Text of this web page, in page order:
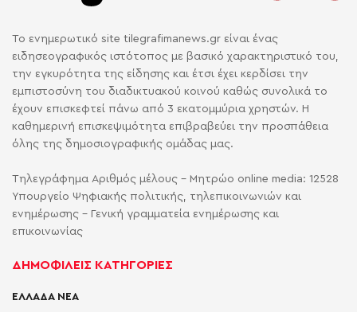
Το ενημερωτικό site tilegrafimanews.gr είναι ένας
ειδησεογραφικός ιστότοπος με βασικό χαρακτηριστικό του,
την εγκυρότητα της είδησης και έτσι έχει κερδίσει την
εμπιστοσύνη του διαδικτυακού κοινού καθώς συνολικά το
έχουν επισκεφτεί πάνω από 3 εκατομμύρια χρηστών. Η
καθημερινή επισκεψιμότητα επιβραβεύει την προσπάθεια
όλης της δημοσιογραφικής ομάδας μας.
Τηλεγράφημα Αριθμός μέλους - Μητρώο online media: 12528
Υπουργείο Ψηφιακής πολιτικής, τηλεπικοινωνιών και
ενημέρωσης - Γενική γραμματεία ενημέρωσης και
επικοινωνίας
ΔΗΜΟΦΙΛΕΙΣ ΚΑΤΗΓΟΡΙΕΣ
ΕΛΛΑΔΑ ΝΕΑ